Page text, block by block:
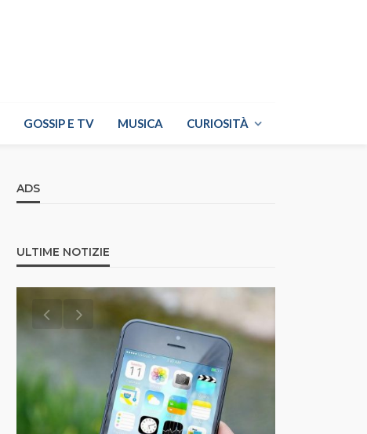
GOSSIP E TV MUSICA CURIOSITÀ
ADS
ULTIME NOTIZIE